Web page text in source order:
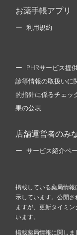
お薬手帳アプリ
利用規約
PHRサービス提
診等情報の取扱いに
的指針に係るチェッ
果の公表
店舗運営者のみ
サービス紹介ペ
掲載している薬局情
示しています。公開
ますが、更新タイミ
います。
掲載薬局情報に関し